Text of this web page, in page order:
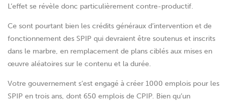
L’effet se révèle donc particulièrement contre-productif.
Ce sont pourtant bien les crédits généraux d’intervention et de
fonctionnement des SPIP qui devraient être soutenus et inscrits
dans le marbre, en remplacement de plans ciblés aux mises en
œuvre aléatoires sur le contenu et la durée.
Votre gouvernement s’est engagé à créer 1000 emplois pour les
SPIP en trois ans, dont 650 emplois de CPIP. Bien qu’un